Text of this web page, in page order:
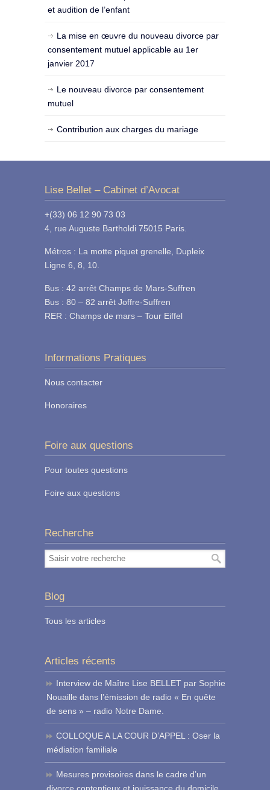
et audition de l’enfant
La mise en œuvre du nouveau divorce par
consentement mutuel applicable au 1er
janvier 2017
Le nouveau divorce par consentement
mutuel
Contribution aux charges du mariage
Lise Bellet – Cabinet d’Avocat
+(33) 06 12 90 73 03
4, rue Auguste Bartholdi 75015 Paris.
Métros : La motte piquet grenelle, Dupleix
Ligne 6, 8, 10.
Bus : 42 arrêt Champs de Mars-Suffren
Bus : 80 – 82 arrêt Joffre-Suffren
RER : Champs de mars – Tour Eiffel
Informations Pratiques
Nous contacter
Honoraires
Foire aux questions
Pour toutes questions
Foire aux questions
Recherche
Blog
Tous les articles
Articles récents
Interview de Maître Lise BELLET par Sophie
Nouaille dans l’émission de radio « En quête
de sens » – radio Notre Dame.
COLLOQUE A LA COUR D’APPEL : Oser la
médiation familiale
Mesures provisoires dans le cadre d’un